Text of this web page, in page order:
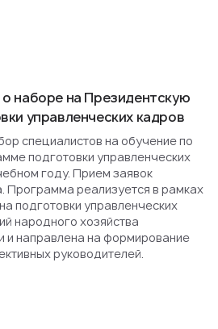
наборе на Президентскую
управленческих кадров
специалистов на обучение по
подготовки управленческих
году. Прием заявок
Программа реализуется в рамках
подготовки управленческих
народного хозяйства
и направлена на формирование
руководителей.